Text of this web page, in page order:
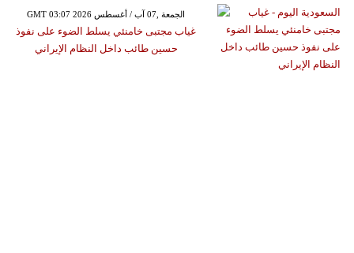
GMT 03:07 2026 الجمعة ,07 آب / أغسطس
غياب مجتبى خامنئي يسلط الضوء على نفوذ
حسين طائب داخل النظام الإيراني